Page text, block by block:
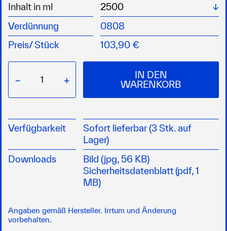
Inhalt in ml
Verdünnung
0808
Preis/Stück 103,90 €
− +
IN DEN
WARENKORB
Verfügbarkeit
Sofort lieferbar (3 Stk. auf
Lager)
Downloads
Bild (jpg, 56 KB)
Sicherheitsdatenblatt (pdf, 1
MB)
Angaben gemäß Hersteller. Irrtum und Änderung
vorbehalten.